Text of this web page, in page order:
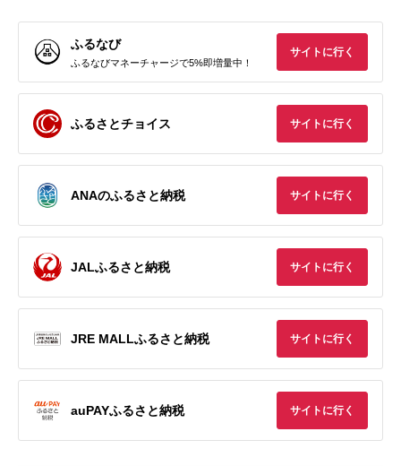
ふるなび
ふるなびマネーチャージで5%即増量中！
サイトに行く
ふるさとチョイス サイトに行く
ANAのふるさと納税 サイトに行く
JALふるさと納税 サイトに行く
JRE MALLふるさと納税 サイトに行く
auPAYふるさと納税 サイトに行く